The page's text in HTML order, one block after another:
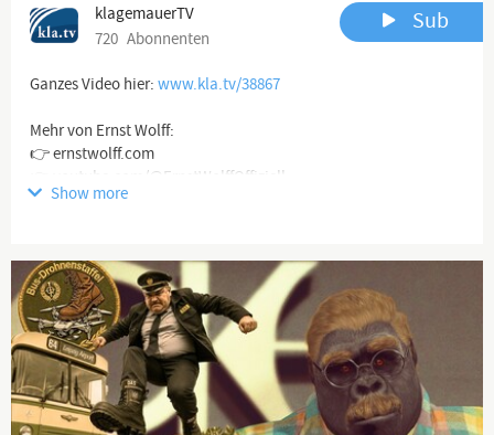
klagemauerTV
720 Abonnenten
Sub
Ganzes Video hier: www.kla.tv/38867
Mehr von Ernst Wolff:
👉 ernstwolff.com
👉 youtube.com/@ErnstWolffOffiziell
www.kla.tv
Die anderen Nachrichten ...
Klagemauer TV entlarvt Verderben bringende Medienlügen und
Lügenmedien!
Die Lüge der Hauptmedien beginnt bei der Vortäuschung ihrer
Vielfalt, obgleich sie sich doch bald weltweit in nur noch einer
Show more